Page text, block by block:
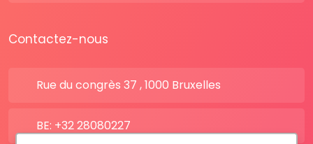
Contactez-nous
Rue du congrès 37 , 1000 Bruxelles
BE: +32 28080227